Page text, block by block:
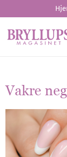
Vakre